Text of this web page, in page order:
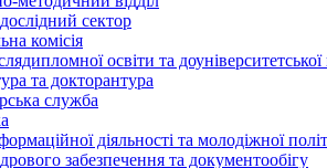
сектор
комісія
освіти та доуніверситетської
та докторантура
служба
діяльності та молодіжної
забезпечення та документообігу